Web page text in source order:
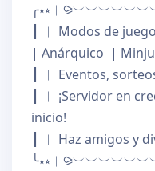
︱ Modos de
| Anárquico  |
︱ Eventos,
︱ ¡Servidor en
inicio!
︱ Haz amigos y